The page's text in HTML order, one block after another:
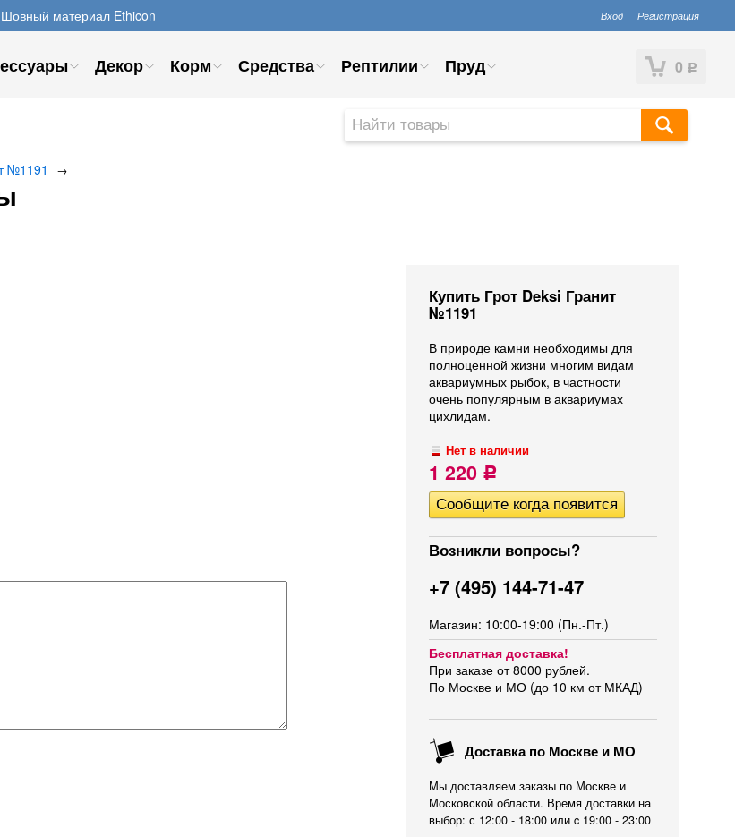
Шовный материал Ethicon Вход Регистрация
0 Р
Декор Корм Средства Рептилии Пруд
№1191 →
Купить Грот Deksi Гранит
№1191
В природе камни необходимы для
полноценной жизни многим видам
аквариумных рыбок, в частности
очень популярным в аквариумах
цихлидам.
Нет в наличии
1 220 Р
Возникли вопросы?
+7 (495) 144-71-47
Магазин: 10:00-19:00 (Пн.-Пт.)
Бесплатная доставка!
При заказе от 8000 рублей.
По Москве и МО (до 10 км от МКАД)
Доставка по Москве и МО
Мы доставляем заказы по Москве и
Московской области. Время доставки на
выбор: с 12:00 - 18:00 или c 19:00 - 23:00